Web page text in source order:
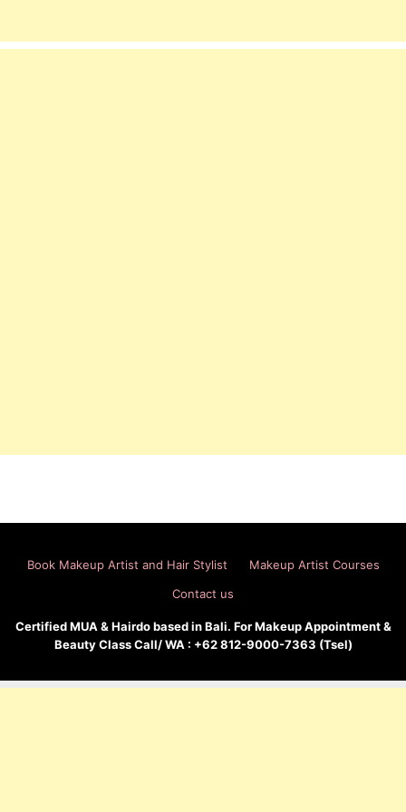
Book Makeup Artist and Hair Stylist
Makeup Artist Courses
Contact us
Certified MUA & Hairdo based in Bali. For Makeup Appointment &
Beauty Class Call/ WA : +62 812-9000-7363 (Tsel)